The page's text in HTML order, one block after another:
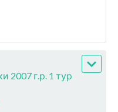
2007 г.р. 1 тур